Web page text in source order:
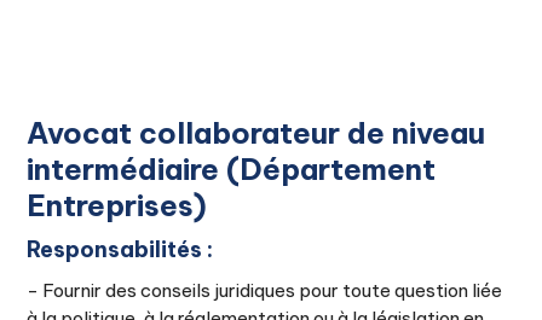
Avocat collaborateur de niveau
intermédiaire (Département
Entreprises)
Responsabilités :
- Fournir des conseils juridiques pour toute question liée